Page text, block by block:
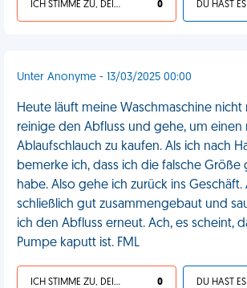
ICH STIMME ZU, DEIN LEBEN IST SCHEISSE 0
Unter Anonyme - 13/03/2025 00:00
Heute läuft meine Waschmaschine nicht
reinige den Abfluss und gehe, um einen
Ablaufschlauch zu kaufen. Als ich nach
bemerke ich, dass ich die falsche Größe
habe. Also gehe ich zurück ins Geschäft.
schließlich gut zusammengebaut und
ich den Abfluss erneut. Ach, es scheint,
Pumpe kaputt ist. FML
ICH STIMME ZU, DEIN LEBEN IST SCHEISSE 0